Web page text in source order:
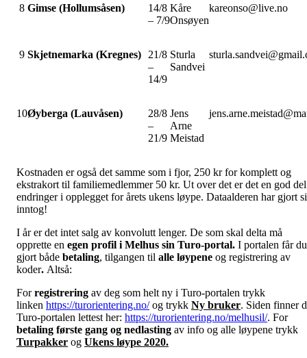
8 Gimse (Hollumsåsen)
14/8
– 7/9
Kåre
Onsøyen
kareonso@live.no
9 Skjetnemarka (Kregnes)
21/8
–
14/9
Sturla
Sandvei
10Øyberga (Lauvåsen)
28/8
–
21/9
Jens
Arne
Meistad
Kostnaden er også det samme som i fjor, 250 kr for komplett og
ekstrakort til familiemedlemmer 50 kr. Ut over det er det en god del
endringer i opplegget for årets ukens løype. Dataalderen har gjort
inntog!
I år er det intet salg av konvolutt lenger. De som skal delta må
opprette en egen profil i Melhus sin Turo-portal. I portalen får du
gjort både betaling, tilgangen til alle løypene og registrering av
koder. Altså:
Forregistrering av deg som helt ny i Turo-portalen trykk
linken https://turorientering.no/og trykk Ny bruker. Siden finner
Turo-portalen lettest her: https://turorientering.no/melhusil/. For
betaling første gang og nedlasting av info og alle løypene trykk
Turpakker og Ukens løype 2020.